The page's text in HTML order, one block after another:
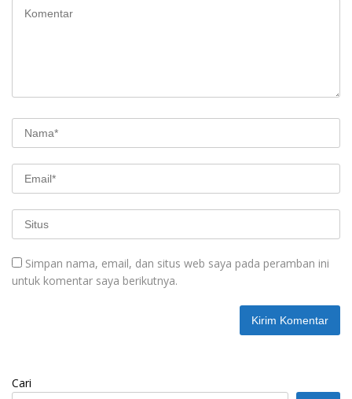
Simpan nama, email, dan situs web saya pada peramban ini
untuk komentar saya berikutnya.
Cari